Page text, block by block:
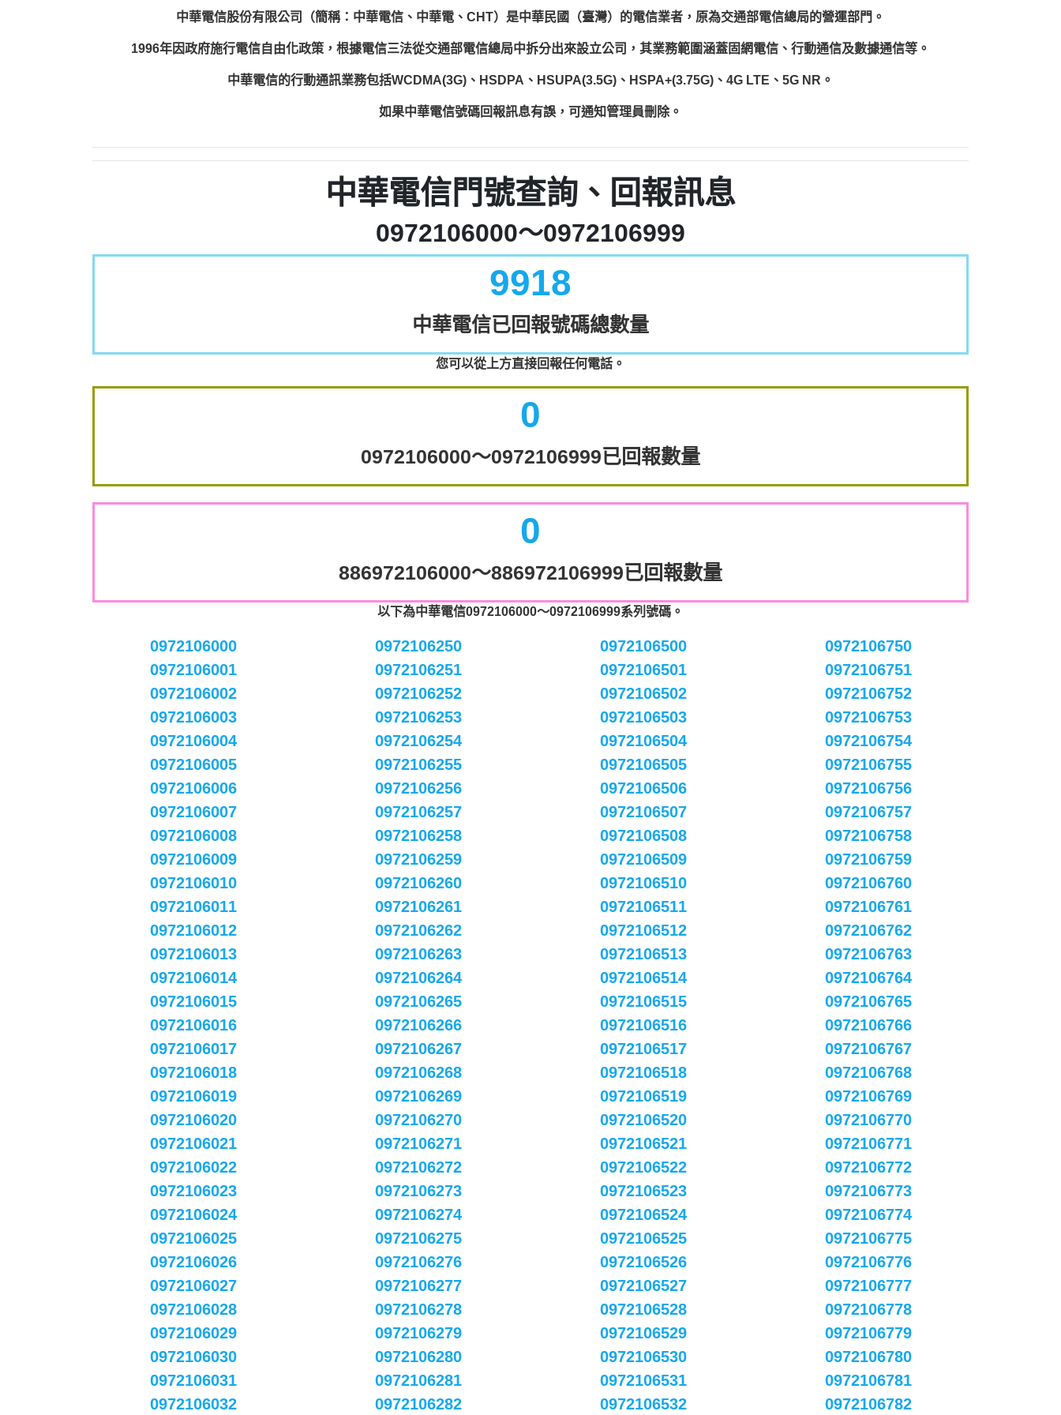
中華電信股份有限公司（簡稱：中華電信、中華電、CHT）是中華民國（臺灣）的電信業者，原為交通部電信總局的營運部門。
1996年因政府施行電信自由化政策，根據電信三法從交通部電信總局中拆分出來設立公司，其業務範圍涵蓋固網電信、行動通信及數據通信等。
中華電信的行動通訊業務包括WCDMA(3G)、HSDPA、HSUPA(3.5G)、HSPA+(3.75G)、4G LTE、5G NR。
如果中華電信號碼回報訊息有誤，可通知管理員刪除。
中華電信門號查詢、回報訊息
0972106000～0972106999
9918
中華電信已回報號碼總數量
您可以從上方直接回報任何電話。
0
0972106000～0972106999已回報數量
0
886972106000～886972106999已回報數量
以下為中華電信0972106000～0972106999系列號碼。
0972106000
0972106001
0972106002
0972106003
0972106004
0972106005
0972106006
0972106007
0972106008
0972106009
0972106010
0972106011
0972106012
0972106013
0972106014
0972106015
0972106016
0972106017
0972106018
0972106019
0972106020
0972106021
0972106022
0972106023
0972106024
0972106025
0972106026
0972106027
0972106028
0972106029
0972106030
0972106031
0972106032
0972106250
0972106251
0972106252
0972106253
0972106254
0972106255
0972106256
0972106257
0972106258
0972106259
0972106260
0972106261
0972106262
0972106263
0972106264
0972106265
0972106266
0972106267
0972106268
0972106269
0972106270
0972106271
0972106272
0972106273
0972106274
0972106275
0972106276
0972106277
0972106278
0972106279
0972106280
0972106281
0972106282
0972106500
0972106501
0972106502
0972106503
0972106504
0972106505
0972106506
0972106507
0972106508
0972106509
0972106510
0972106511
0972106512
0972106513
0972106514
0972106515
0972106516
0972106517
0972106518
0972106519
0972106520
0972106521
0972106522
0972106523
0972106524
0972106525
0972106526
0972106527
0972106528
0972106529
0972106530
0972106531
0972106532
0972106750
0972106751
0972106752
0972106753
0972106754
0972106755
0972106756
0972106757
0972106758
0972106759
0972106760
0972106761
0972106762
0972106763
0972106764
0972106765
0972106766
0972106767
0972106768
0972106769
0972106770
0972106771
0972106772
0972106773
0972106774
0972106775
0972106776
0972106777
0972106778
0972106779
0972106780
0972106781
0972106782